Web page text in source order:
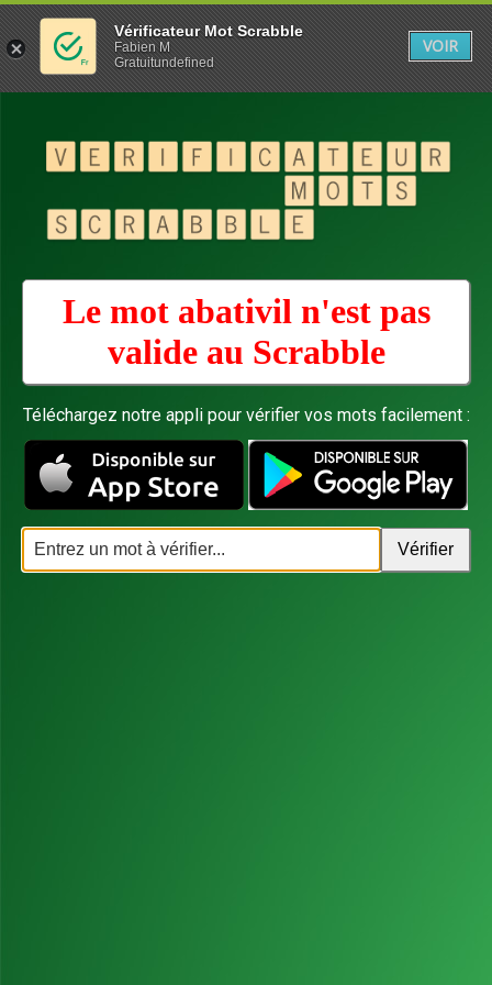
Le mot abativil n'est pas
valide au Scrabble
Téléchargez notre appli pour vérifier vos mots facilement :
Vérificateur Mot Scrabble
Fabien M
Gratuitundefined
VOIR